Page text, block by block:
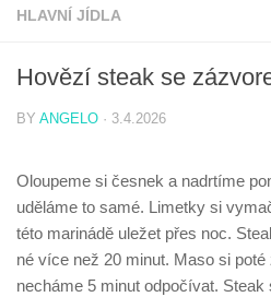
HLAVNÍ JÍDLA
Hovězí steak se
BY ANGELO · 3.4.2026
Oloupeme si česnek a nadrtíme
uděláme to samé. Limetky si
této marinádě uležet přes noc.
né více než 20 minut. Maso si
necháme 5 minut odpočívat.